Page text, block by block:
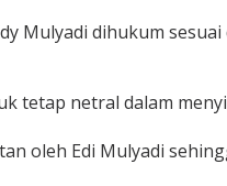
Mulyadi dihukum
tetap netral dalam
oleh Edi Mulyadi